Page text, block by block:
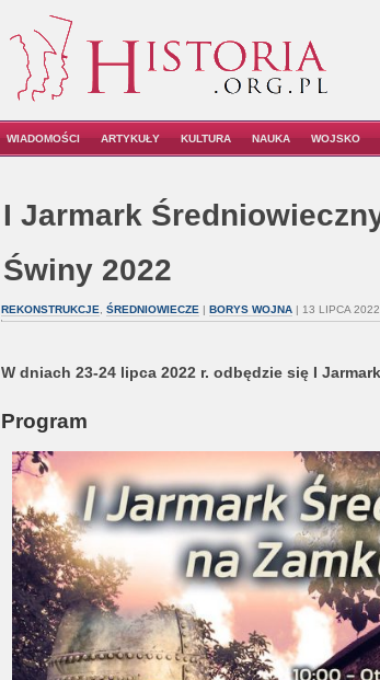
WIADOMOŚCI ARTYKUŁY KULTURA NAUKA WOJSKO
I Jarmark
Świny 2022
REKONSTRUKCJE ŚREDNIOWIECZE | BORYS WOJNA| 13 LIPCA
W dniach 23-24 lipca 2022 r. odbędzie się I
Program